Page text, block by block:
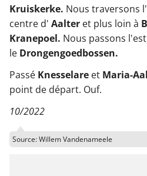
Kruiskerke. Nous traversons
centre d' Aalter et plus loin à
Kranepoel. Nous passons
le Drongengoedbossen.
Passé Knesselare et Maria-
point de départ. Ouf.
10/2022
Source: Willem Vandenameele